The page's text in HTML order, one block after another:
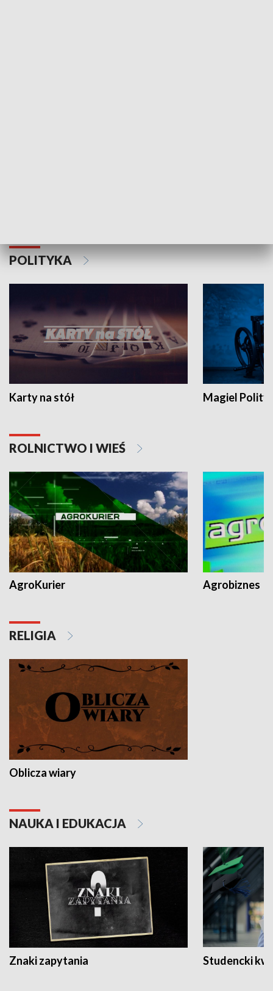
POLITYKA
Karty na stół Magiel
ROLNICTWO I WIEŚ
AgroKurier Agrobiznes
RELIGIA
Oblicza wiary
NAUKA I EDUKACJA
Znaki zapytania Studencki